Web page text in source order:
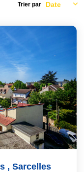
Trier par
, Sarcelles